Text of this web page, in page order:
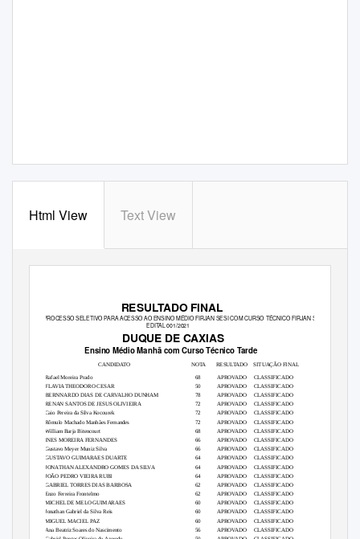
Html View Text View
RESULTADO FINAL
PROCESSO SELETIVO PARA ACESSO AO ENSINO MÉDIO FIRJAN SESI COM CURSO TÉCNICO FIRJAN SENAI
EDITAL 001/2021
DUQUE DE CAXIAS
Ensino Médio Manhã com Curso Técnico Tarde
CANDIDATO NOTA RESULTADO SITUAÇÃO FINAL
Rafael Moreira Prado
68
50
78
72
72
72
68
66
66
64
64
64
62
62
60
60
60
56
APROVADO
APROVADO
APROVADO
APROVADO
APROVADO
APROVADO
APROVADO
APROVADO
APROVADO
APROVADO
APROVADO
APROVADO
APROVADO
APROVADO
APROVADO
APROVADO
APROVADO
APROVADO
CLASSIFICADO
CLASSIFICADO
CLASSIFICADO
CLASSIFICADO
CLASSIFICADO
CLASSIFICADO
CLASSIFICADO
CLASSIFICADO
CLASSIFICADO
CLASSIFICADO
CLASSIFICADO
CLASSIFICADO
CLASSIFICADO
CLASSIFICADO
CLASSIFICADO
CLASSIFICADO
CLASSIFICADO
CLASSIFICADO
FLAVIA THEODORO CESAR
BERNNARDO DIAS DE CARVALHO DUNHAM
RENAN SANTOS DE JESUS OLIVIEIRA
Caio Pereira da Silva Kocourek
Rômulo Machado Manhães Fernandes
William Barja Bitencourt
INES MOREIRA FERNANDES
Gustavo Meyer Muniz Silva
GUSTAVO GUIMARAES DUARTE
JONATHAN ALEXANDRO GOMES DA SILVA
JOÃO PEDRO VIEIRA RUBI
GABRIEL TORRES DIAS BARBOSA
Enzo Ferreira Frontelmo
MICHEL DE MELO GUIMARAES
Jonathan Gabriel da Silva Reis
MIGUEL MACIEL PAZ
Ana Beatriz Soares do Nascimento